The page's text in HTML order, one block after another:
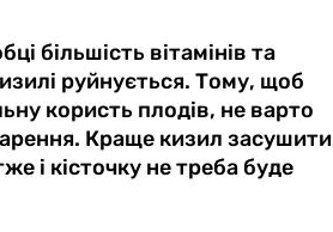
більшість вітамінів та
руйнується. Тому, щоб
користь плодів, не варто
Краще кизил засушити
і кісточку не треба буде